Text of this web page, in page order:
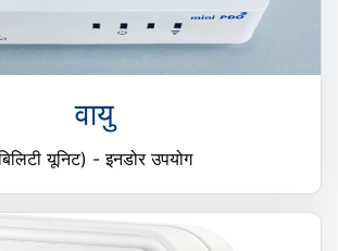
वायु
यूनिट) - इनडोर उपयोग